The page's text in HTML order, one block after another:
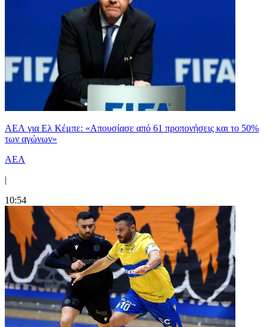
ΑΕΛ για Ελ Κέμπε: «Απουσίασε από 61 προπονήσεις και το 50%
των αγώνων»
ΑΕΛ
|
10:54